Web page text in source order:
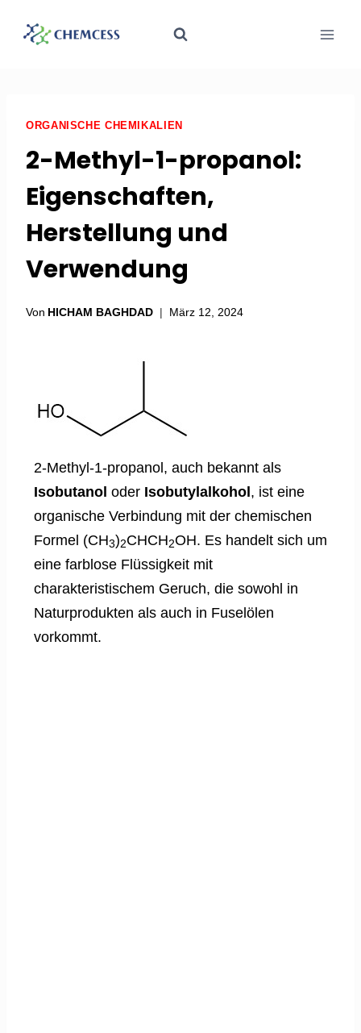
ORGANISCHE CHEMIKALIEN
2-Methyl-1-propanol:
Eigenschaften,
Herstellung und
Verwendung
Von HICHAM BAGHDAD März 12, 2024
2-Methyl-1-propanol, auch bekannt als
Isobutanol oder Isobutylalkohol, ist eine
organische Verbindung mit der chemischen
Formel (CH3)2CHCH2OH. Es handelt sich um
eine farblose Flüssigkeit mit
charakteristischem Geruch, die sowohl in
Naturprodukten als auch in Fuselölen
vorkommt.